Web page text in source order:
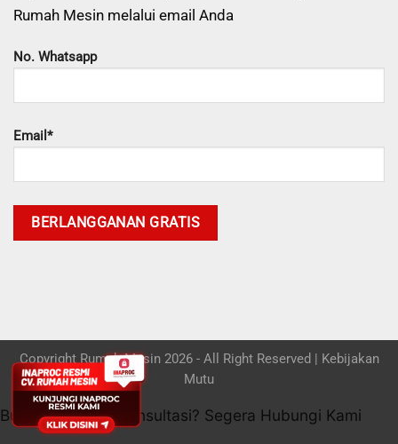
Rumah Mesin melalui email Anda
No. Whatsapp
Email*
Copyright Rumah Mesin 2026 - All Right Reserved | Kebijakan
Mutu
Butuh bantuan / konsultasi? Segera Hubungi Kami